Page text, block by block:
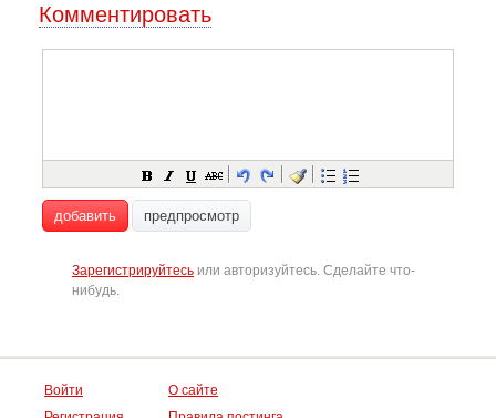
Комментировать
добавить предпросмотр
Зарегистрируйтесь или авторизуйтесь. Сделайте что-
нибудь.
Войти
О сайте